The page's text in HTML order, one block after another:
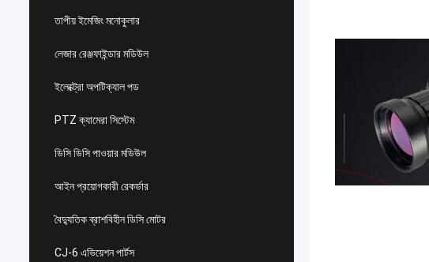
তাপীয় ইমেজিং মনোকুলার
লেজার রেঞ্জফাইন্ডার মডিউল
ইলেক্ট্রো অপটিক্যাল পড
PTZ ক্যামেরা সিস্টেম
ডিসি ডিসি পাওয়ার মডিউল
আইন প্রয়োগকারী রেকর্ডার
বৈদ্যুতিক ব্রাশবিহীন ডিসি মোটর
CJ-6 এভিয়েশন পার্টস